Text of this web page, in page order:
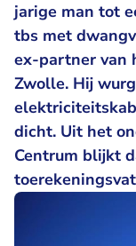
jarige man tot
tbs met
ex-partner van
Zwolle. Hij
dicht. Uit het
Centrum blijkt